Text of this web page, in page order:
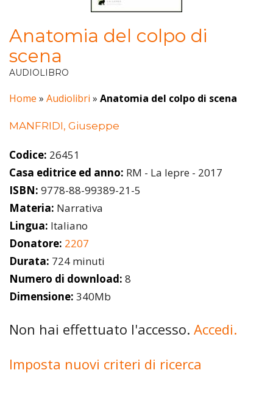
Anatomia del colpo di
scena
AUDIOLIBRO
Home » Audiolibri » Anatomia del colpo di scena
MANFRIDI, Giuseppe
Codice: 26451
Casa editrice ed anno: RM - La lepre - 2017
ISBN: 9778-88-99389-21-5
Materia: Narrativa
Lingua: Italiano
Donatore: 2207
Durata: 724 minuti
Numero di download: 8
Dimensione: 340Mb
Non hai effettuato l'accesso. Accedi.
Imposta nuovi criteri di ricerca